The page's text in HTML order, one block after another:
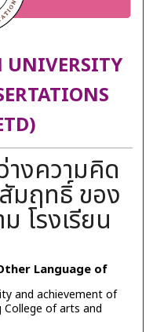
UNIVERSITY
างความคิด
มฤทธิ์ ของ
โรงเรียน
Language of
and achievement of
of arts and